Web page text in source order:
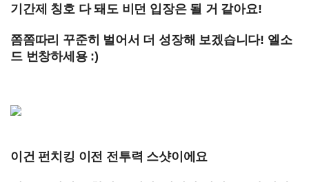
기간제 칭호 다 돼도 비던 입장은 될 거 같아요!
쫌쫌따리 꾸준히 벌어서 더 성장해 보겠습니다! 엘소
드 번창하세용 :)
이건 펀치킹 이전 전투력 스샷이에요